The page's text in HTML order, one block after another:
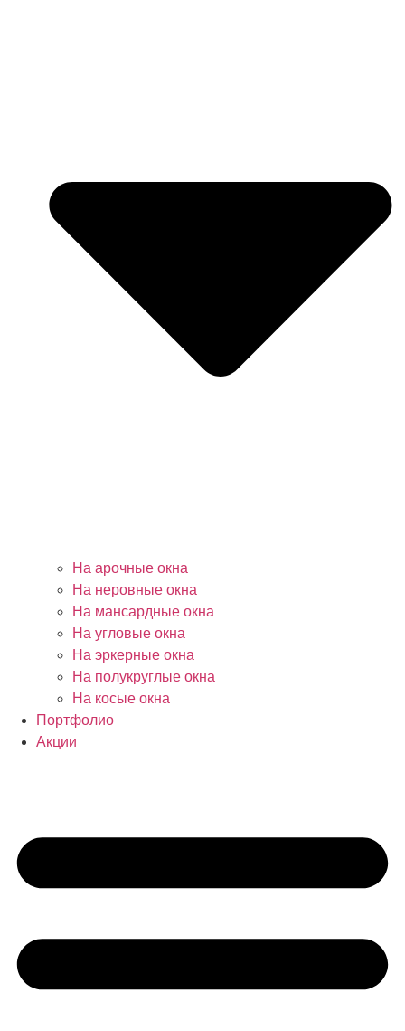
На арочные окна
На неровные окна
На мансардные окна
На угловые окна
На эркерные окна
На полукруглые окна
На косые окна
Портфолио
Акции